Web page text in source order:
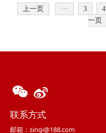
上一页 ··· 3 4
一页
联系方式
邮箱：singi@188.com